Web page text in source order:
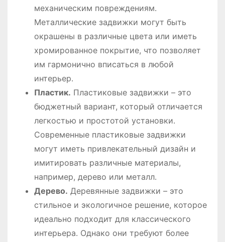
механическим повреждениям․
Металлические задвижки могут быть
окрашены в различные цвета или иметь
хромированное покрытие, что позволяет
им гармонично вписаться в любой
интерьер․
Пластик․ Пластиковые задвижки – это
бюджетный вариант, который отличается
легкостью и простотой установки․
Современные пластиковые задвижки
могут иметь привлекательный дизайн и
имитировать различные материалы,
например, дерево или металл․
Дерево․ Деревянные задвижки – это
стильное и экологичное решение, которое
идеально подходит для классического
интерьера․ Однако они требуют более